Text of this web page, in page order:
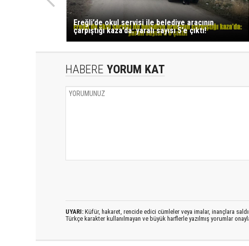
Ereğli’de okul servisi ile belediye aracının
çarpıştığı kaza’da: yaralı sayısı 5’e çıktı!
HABERE YORUM KAT
UYARI: Küfür, hakaret, rencide edici cümleler veya imalar, inançlara
Türkçe karakter kullanılmayan ve büyük harflerle yazılmış yorumlar